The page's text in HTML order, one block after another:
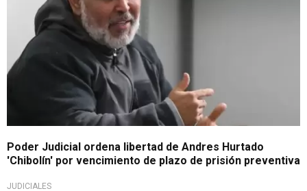
Poder Judicial ordena libertad de Andres Hurtado
'Chibolín' por vencimiento de plazo de prisión preventiva
JUDICIALES